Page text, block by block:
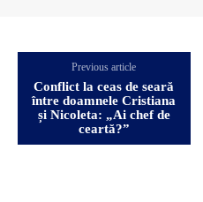
Previous article
Conflict la ceas de seară
între doamnele Cristiana
și Nicoleta: „Ai chef de
ceartă?”